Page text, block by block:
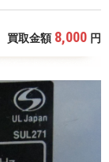
買取金額 8,000 円